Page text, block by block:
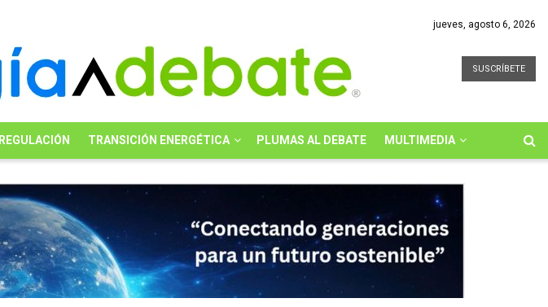
jueves, agosto 6, 2026
SUSCRÍBETE
REGULACIÓN TRANSICIÓN ENERGÉTICA PLUMAS AL DEBATE MULTIMEDIA